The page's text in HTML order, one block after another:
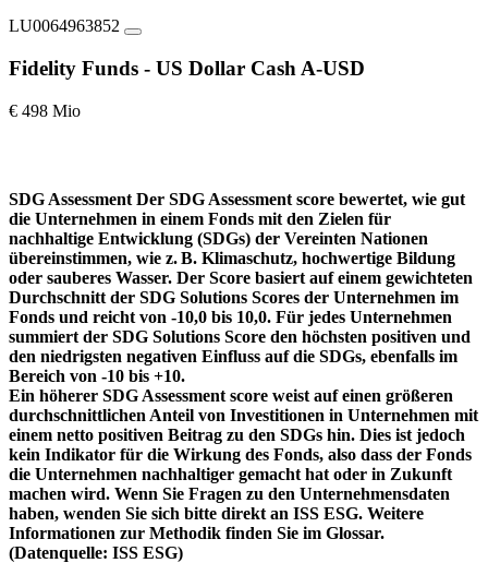
LU0064963852
Fidelity Funds - US Dollar Cash A-USD
€ 498 Mio
SDG Assessment Der SDG Assessment score bewertet, wie gut
die Unternehmen in einem Fonds mit den Zielen für
nachhaltige Entwicklung (SDGs) der Vereinten Nationen
übereinstimmen, wie z. B. Klimaschutz, hochwertige Bildung
oder sauberes Wasser. Der Score basiert auf einem gewichteten
Durchschnitt der SDG Solutions Scores der Unternehmen im
Fonds und reicht von -10,0 bis 10,0. Für jedes Unternehmen
summiert der SDG Solutions Score den höchsten positiven und
den niedrigsten negativen Einfluss auf die SDGs, ebenfalls im
Bereich von -10 bis +10.
Ein höherer SDG Assessment score weist auf einen größeren
durchschnittlichen Anteil von Investitionen in Unternehmen mit
einem netto positiven Beitrag zu den SDGs hin. Dies ist jedoch
kein Indikator für die Wirkung des Fonds, also dass der Fonds
die Unternehmen nachhaltiger gemacht hat oder in Zukunft
machen wird. Wenn Sie Fragen zu den Unternehmensdaten
haben, wenden Sie sich bitte direkt an ISS ESG. Weitere
Informationen zur Methodik finden Sie im Glossar.
(Datenquelle: ISS ESG)